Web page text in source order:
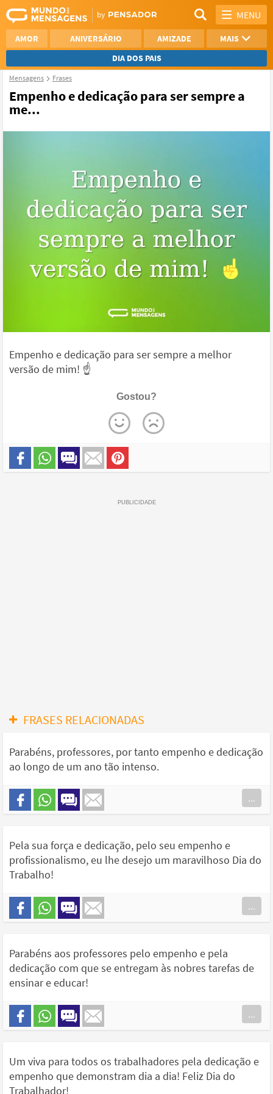
MENU
AMOR ANIVERSÁRIO AMIZADE
MAIS
DIA DOS PAIS
REFLEXÃO
Mensagens Frases
Empenho e dedicação para ser sempre a
me...
Empenho e dedicação para ser sempre a melhor
versão de mim! ☝
Gostou?
FRASES RELACIONADAS
Parabéns, professores, por tanto empenho e dedicação
ao longo de um ano tão intenso.
...
Pela sua força e dedicação, pelo seu empenho e
profissionalismo, eu lhe desejo um maravilhoso Dia do
Trabalho!
...
Parabéns aos professores pelo empenho e pela
dedicação com que se entregam às nobres tarefas de
ensinar e educar!
...
Um viva para todos os trabalhadores pela dedicação e
empenho que demonstram dia a dia! Feliz Dia do
Trabalhador!